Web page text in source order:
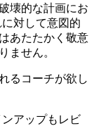
壊的な計画にお
対して意図的
あたたかく敬意
ません。
るコーチが欲し
アップもレビ